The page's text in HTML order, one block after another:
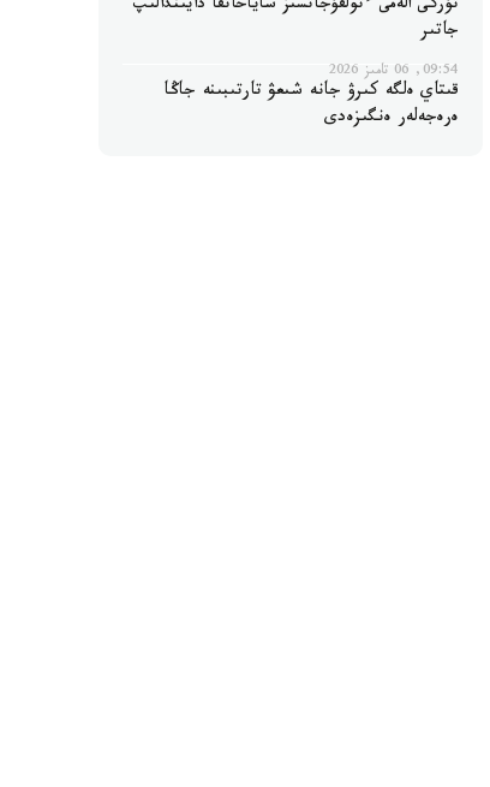
تۇركى الەمى ءتولقۇجاتسىز ساياحاتقا دايىندالىپ
جاتىر
09:54, 06 تامىز 2026
قىتاي ەلگە كىرۋ جانە شىعۋ تارتىبىنە جاڭا
ەرەجەلەر ەنگىزەدى